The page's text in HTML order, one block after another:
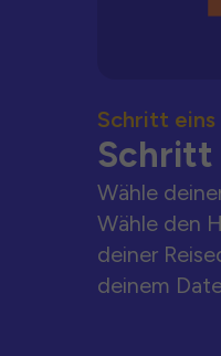
Schritt eins
Schritt
Wähle
Wähle den
deiner
deinem